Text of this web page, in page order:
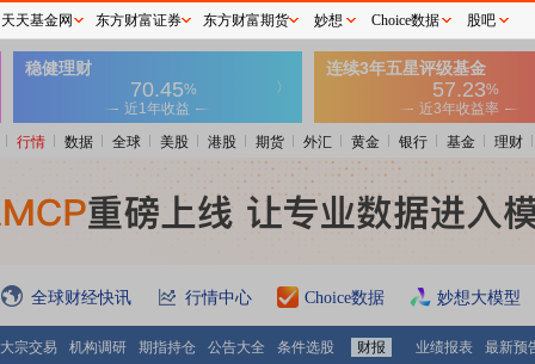
行情 数据 全球 美股 港股 期货 外汇 黄金 银行 基金 理财
全球财经快讯 行情中心 Choice数据 妙想大模型
大宗交易 机构调研 期指持仓 公告大全 条件选股 财报 业绩报表 最新预
天天基金网 东方财富证券 东方财富期货 妙想 Choice数据 股吧